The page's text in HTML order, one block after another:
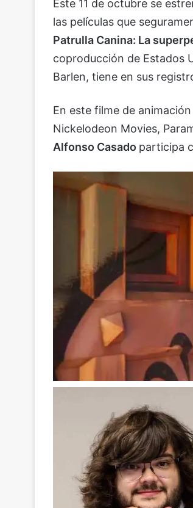
Este 11 de octubre se
las películas que
Patrulla Canina: La
coproducción de Estados
Barlen, tiene en sus
En este filme de
Nickelodeon Movies,
Alfonso Casado participa